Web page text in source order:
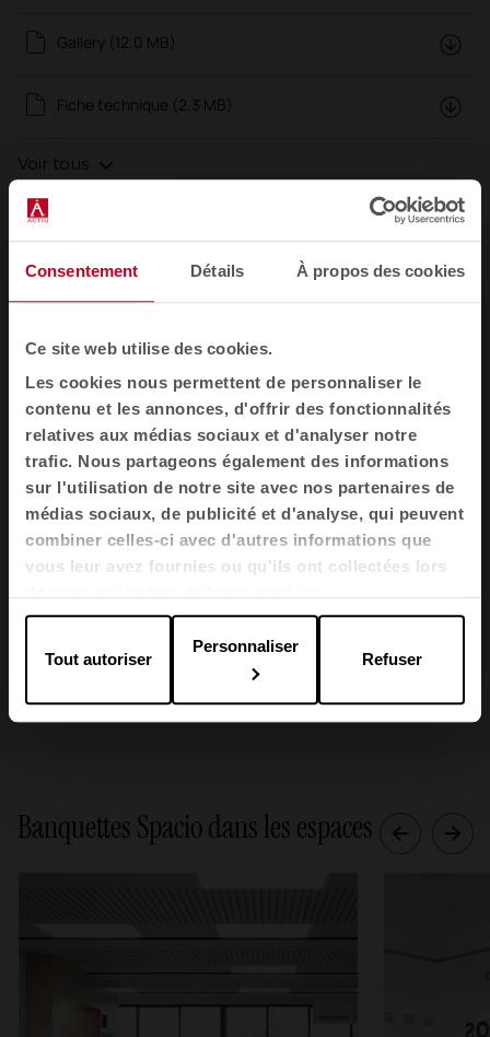
Consentement Détails À propos des cookies
Ce site web utilise des cookies.
Les cookies nous permettent de personnaliser le
contenu et les annonces, d'offrir des fonctionnalités
relatives aux médias sociaux et d'analyser notre
trafic. Nous partageons également des informations
sur l'utilisation de notre site avec nos partenaires de
médias sociaux, de publicité et d'analyse, qui peuvent
combiner celles-ci avec d'autres informations que
vous leur avez fournies ou qu'ils ont collectées lors
Tout autoriser
Personnaliser
Refuser
Gallery (12.0 MB)
Fiche technique (2.3 MB)
Voir tous
Bibliothèques 3D( 2)
Revit/BIM (34.0 MB)
Certificats( 6)
LEVEL®2 (0.7 MB)
4 pieds UNE-EN 16139:2013vc2015 (0.3 MB)
4 pieds UNE-EN 1729-2:2012+A1:2016 (0.2 MB)
Voir tous
Banquettes Spacio dans les espaces